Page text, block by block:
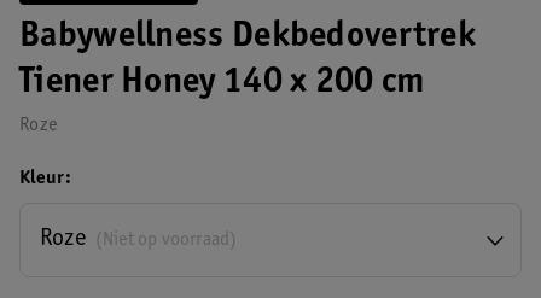
Babywellness Dekbedovertrek
Tiener Honey 140 x 200 cm
Roze
Kleur
(Niet op voorraad)
Roze